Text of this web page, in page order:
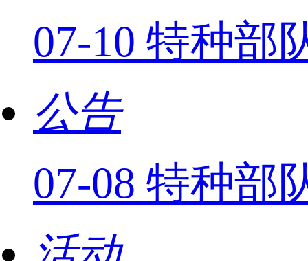
07-10 特种部
公告
07-08 特种部